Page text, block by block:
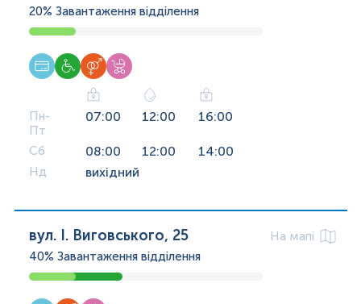
20% Завантаження відділення
Пн-
Пт
07:00 12:00 16:00
Сб 08:00 12:00 14:00
Нд вихідний
вул. І. Виговського, 25
На мапі
40% Завантаження відділення